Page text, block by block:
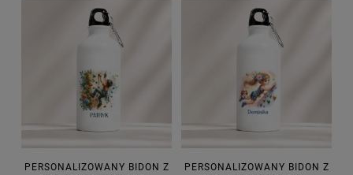
PERSONALIZOWANY BIDON Z
PERSONALIZOWANY BIDON Z